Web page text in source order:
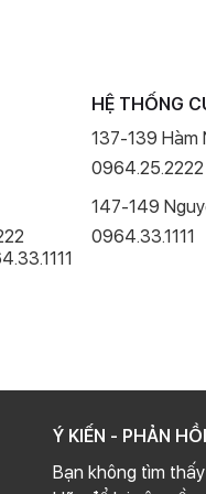
ngoái, nhưng thiết kế mới
HỆ THỐNG
137-139 Hàm
0964.25.2222
147-149
0964.33.1111
Ý KIẾN - PHẢN HỒI
Bạn không tìm